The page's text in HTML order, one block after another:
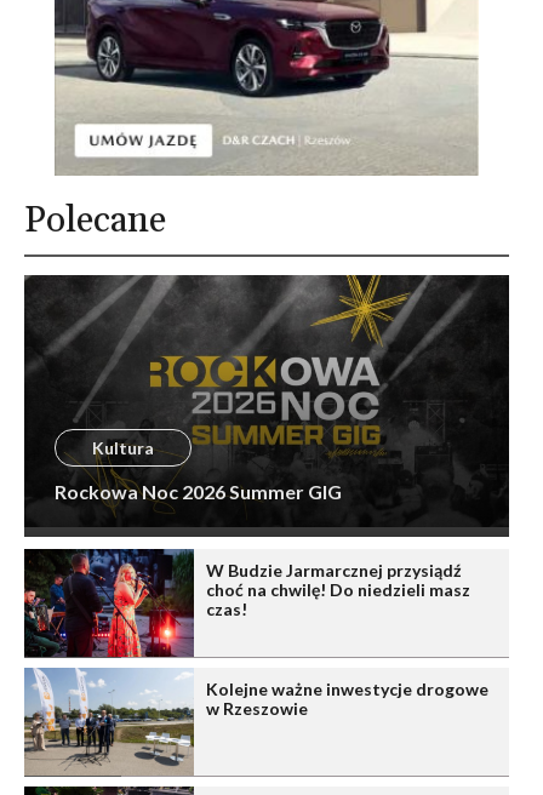
Polecane
Kultura
Rockowa Noc 2026 Summer GIG
W Budzie Jarmarcznej przysiądź
choć na chwilę! Do niedzieli masz
czas!
Kolejne ważne inwestycje drogowe
w Rzeszowie